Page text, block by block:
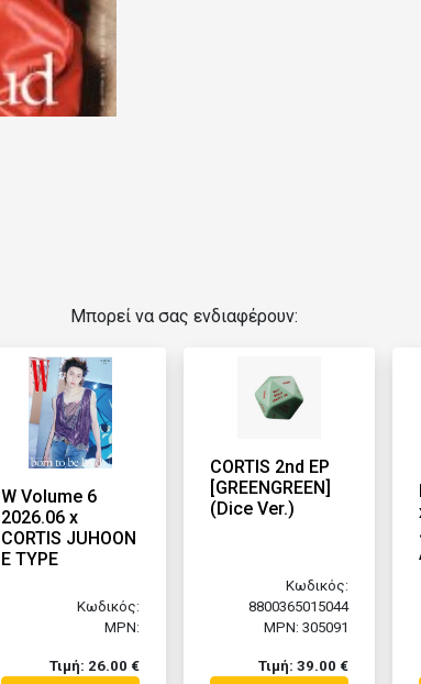
Μπορεί να σας ενδιαφέρουν:
W Volume 6
2026.06 x
CORTIS JUHOON
E TYPE
Κωδικός:
MPN:
Τιμή: 26.00 €
CORTIS 2nd EP
[GREENGREEN]
(Dice Ver.)
Κωδικός:
8800365015044
MPN: 305091
Τιμή: 39.00 €